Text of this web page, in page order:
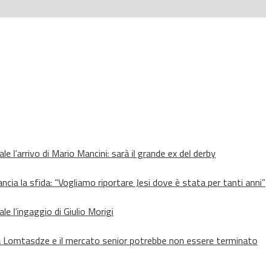
l’arrivo di Mario Mancini: sarà il grande ex del derby
la sfida: “Vogliamo riportare Jesi dove è stata per tanti anni”
l’ingaggio di Giulio Morigi
e il mercato senior potrebbe non essere terminato